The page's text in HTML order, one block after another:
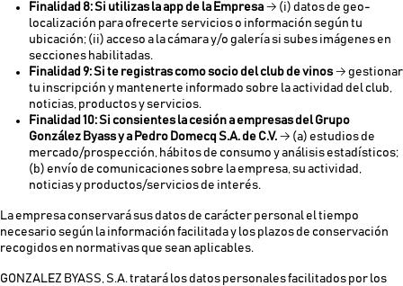
Finalidad 8: Si utilizas la app de la Empresa → (i) datos de geo-
localización para ofrecerte servicios o información según tu
ubicación; (ii) acceso a la cámara y/o galería si subes imágenes en
secciones habilitadas.
Finalidad 9: Si te registras como socio del club de vinos→ gestionar
tu inscripción y mantenerte informado sobre la actividad del club,
noticias, productos y servicios.
Finalidad 10: Si consientes la cesión a empresas del Grupo
González Byass y a Pedro Domecq S.A. de C.V. → (a) estudios de
mercado/prospección, hábitos de consumo y análisis estadísticos;
(b) envío de comunicaciones sobre la empresa, su actividad,
noticias y productos/servicios de interés.
La empresa conservará sus datos de carácter personal el tiempo
necesario según la información facilitada y los plazos de conservación
recogidos en normativas que sean aplicables.
GONZALEZ BYASS, S.A. tratará los datos personales facilitados por los